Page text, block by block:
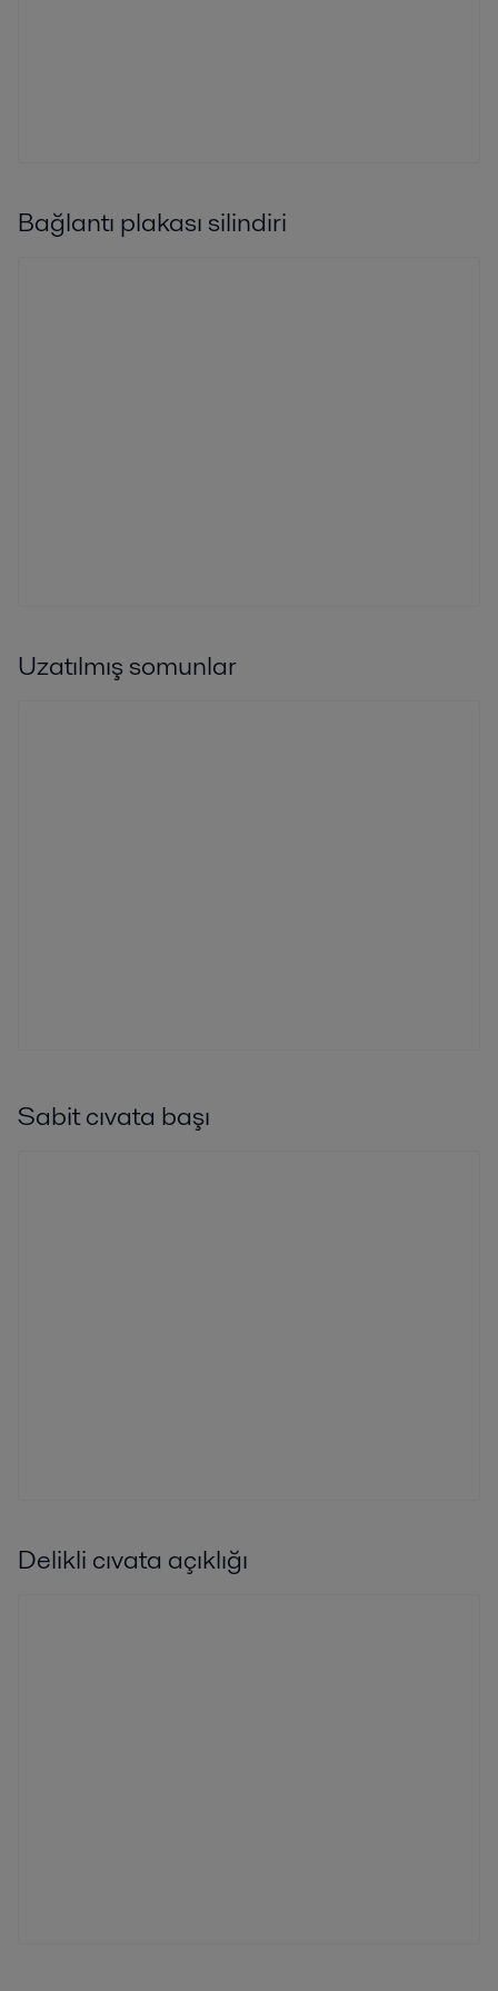
Bağlantı plakası silindiri
Uzatılmış somunlar
Sabit cıvata başı
Delikli cıvata açıklığı